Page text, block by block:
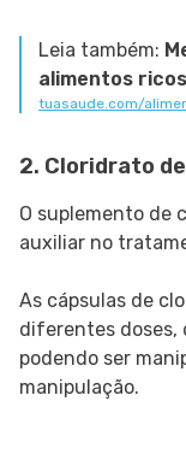
Leia também:
alimentos ricos
tuasaude.com/
2. Cloridrato
O suplemento de
auxiliar no
As cápsulas de
diferentes doses,
podendo ser
manipulação.